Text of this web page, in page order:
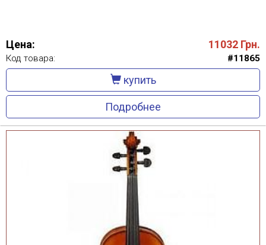
Цена: 11032 Грн.
Код товара: #11865
купить
Подробнее